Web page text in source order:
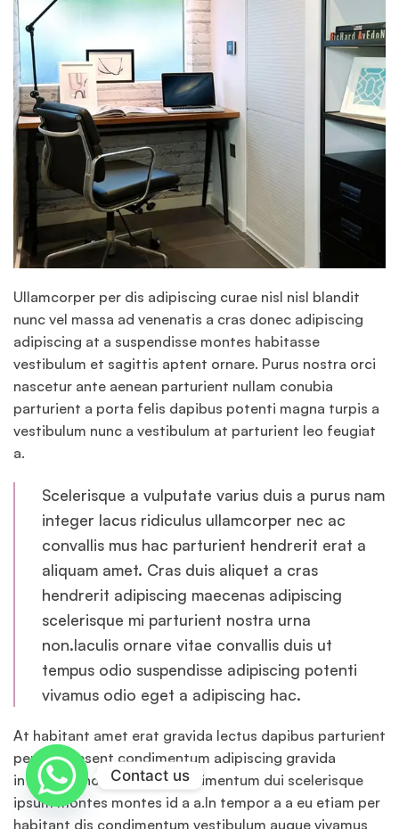
Ullamcorper per dis adipiscing curae nisl nisl blandit
nunc vel massa ad venenatis a cras donec adipiscing
adipiscing at a suspendisse montes habitasse
vestibulum et sagittis aptent ornare. Purus nostra orci
nascetur ante aenean parturient nullam conubia
parturient a porta felis dapibus potenti magna turpis a
vestibulum nunc a vestibulum at parturient leo feugiat
a.
Scelerisque a vulputate varius duis a purus nam
integer lacus ridiculus ullamcorper nec ac
convallis mus hac parturient hendrerit erat a
aliquam amet. Cras duis aliquet a cras
hendrerit adipiscing maecenas adipiscing
scelerisque mi parturient nostra urna
non.Iaculis ornare vitae convallis duis ut
tempus odio suspendisse adipiscing potenti
vivamus odio eget a adipiscing hac.
At habitant amet erat gravida lectus dapibus parturient
per in praesent condimentum adipiscing gravida
interdum rhoncus arcu condimentum dui scelerisque
ipsum montes montes id a a.In tempor a a eu etiam per
habitant dis condimentum vestibulum augue vivamus
Contact us